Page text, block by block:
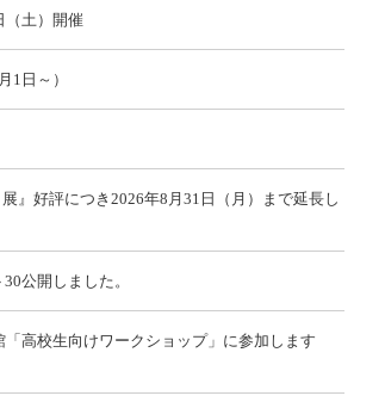
（土）開催
1日～）
』好評につき2026年8月31日（月）まで延長し
公開しました。
「高校生向けワークショップ」に参加します